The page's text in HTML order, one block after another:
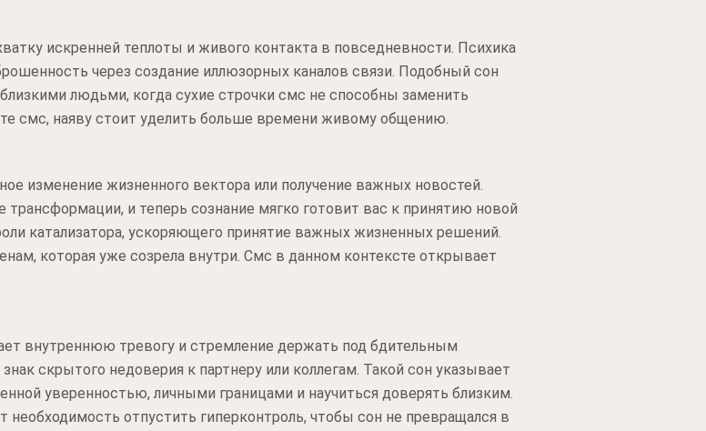
искренней теплоты и живого контакта в повседневности. Психика
через создание иллюзорных каналов связи. Подобный сон
людьми, когда сухие строчки смс не способны заменить
смс, наяву стоит уделить больше времени живому общению.
изменение жизненного вектора или получение важных новостей.
и теперь сознание мягко готовит вас к принятию новой
катализатора, ускоряющего принятие важных жизненных решений.
которая уже созрела внутри. Смс в данном контексте открывает
внутреннюю тревогу и стремление держать под бдительным
скрытого недоверия к партнеру или коллегам. Такой сон указывает
уверенностью, личными границами и научиться доверять близким.
отпустить гиперконтроль, чтобы сон не превращался в